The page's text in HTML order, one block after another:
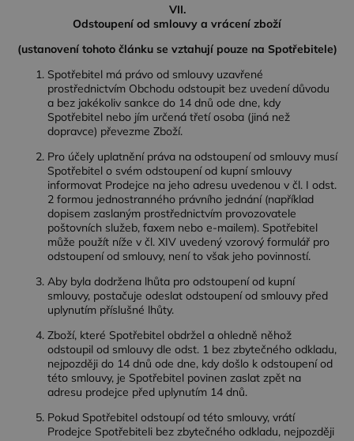
VII.
Odstoupení od smlouvy a vrácení zboží
(ustanovení tohoto článku se vztahují pouze na Spotřebitele)
Spotřebitel má právo od smlouvy uzavřené
prostřednictvím Obchodu odstoupit bez uvedení důvodu
a bez jakékoliv sankce do 14 dnů ode dne, kdy
Spotřebitel nebo jím určená třetí osoba (jiná než
dopravce) převezme Zboží.
Pro účely uplatnění práva na odstoupení od smlouvy musí
Spotřebitel o svém odstoupení od kupní smlouvy
informovat Prodejce na jeho adresu uvedenou v čl. I odst.
2 formou jednostranného právního jednání (například
dopisem zaslaným prostřednictvím provozovatele
poštovních služeb, faxem nebo e-mailem). Spotřebitel
může použít níže v čl. XIV uvedený vzorový formulář pro
odstoupení od smlouvy, není to však jeho povinností.
Aby byla dodržena lhůta pro odstoupení od kupní
smlouvy, postačuje odeslat odstoupení od smlouvy před
uplynutím příslušné lhůty.
Zboží, které Spotřebitel obdržel a ohledně něhož
odstoupil od smlouvy dle odst. 1 bez zbytečného odkladu,
nejpozději do 14 dnů ode dne, kdy došlo k odstoupení od
této smlouvy, je Spotřebitel povinen zaslat zpět na
adresu prodejce před uplynutím 14 dnů.
Pokud Spotřebitel odstoupí od této smlouvy, vrátí
Prodejce Spotřebiteli bez zbytečného odkladu, nejpozději